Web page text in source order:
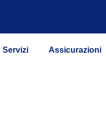
Servizi Assicurazioni